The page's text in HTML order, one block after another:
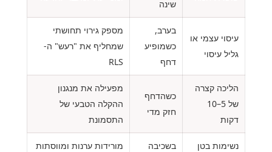
שינה
עיסוי עצמי או
גליל עיסוי
בערב,
כשמופיע
דחף
מספק גירוי תחושתי
שמחליף את "רעש" ה-
RLS
הליכה קצרה
של 5–10
דקות
כשהדחף
חזק מדי
מפעילה את מנגנון
ההקלה הטבעי של
התסמונת
נשימות בטן
בשכיבה
מורידות ערנות ומווסתות